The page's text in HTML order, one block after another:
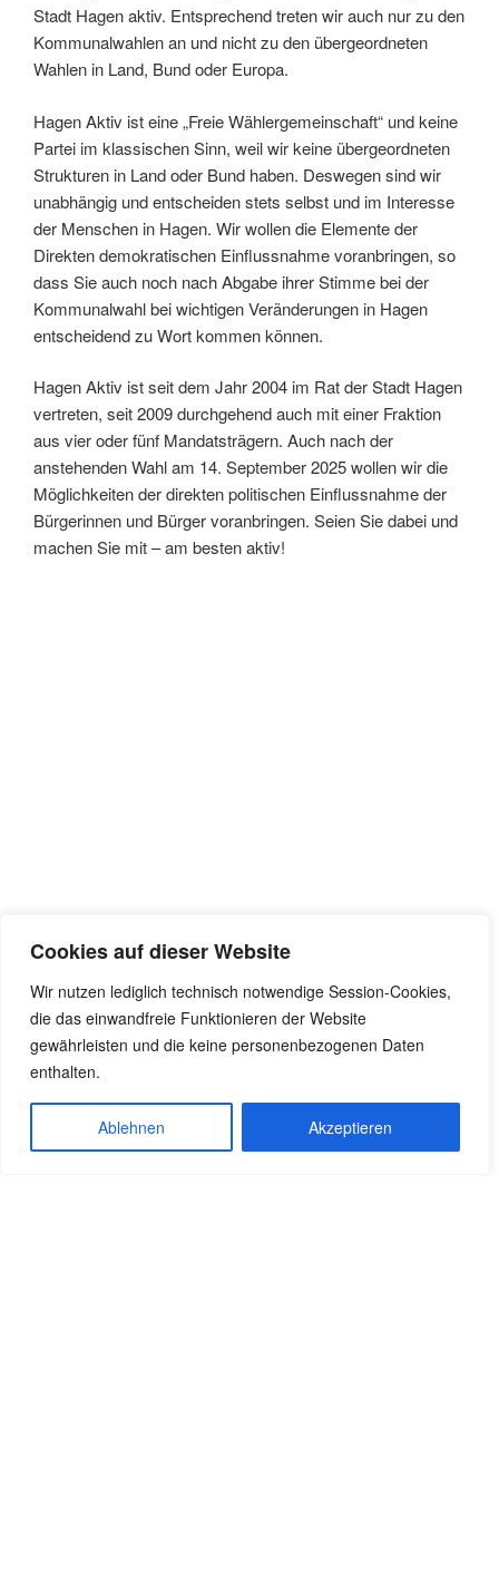
Cookies auf dieser Website
Wir nutzen lediglich technisch notwendige Session-Cookies,
die das einwandfreie Funktionieren der Website
gewährleisten und die keine personenbezogenen Daten
enthalten.
Ablehnen Akzeptieren
Stadt Hagen aktiv. Entsprechend treten wir auch nur zu den
Kommunalwahlen an und nicht zu den übergeordneten
Wahlen in Land, Bund oder Europa.
Hagen Aktiv ist eine „Freie Wählergemeinschaft“ und keine
Partei im klassischen Sinn, weil wir keine übergeordneten
Strukturen in Land oder Bund haben. Deswegen sind wir
unabhängig und entscheiden stets selbst und im Interesse
der Menschen in Hagen. Wir wollen die Elemente der
Direkten demokratischen Einflussnahme voranbringen, so
dass Sie auch noch nach Abgabe ihrer Stimme bei der
Kommunalwahl bei wichtigen Veränderungen in Hagen
entscheidend zu Wort kommen können.
Hagen Aktiv ist seit dem Jahr 2004 im Rat der Stadt Hagen
vertreten, seit 2009 durchgehend auch mit einer Fraktion
aus vier oder fünf Mandatsträgern. Auch nach der
anstehenden Wahl am 14. September 2025 wollen wir die
Möglichkeiten der direkten politischen Einflussnahme der
Bürgerinnen und Bürger voranbringen. Seien Sie dabei und
machen Sie mit – am besten aktiv!
VERKEHR
Dafür wollen wir uns einsetzen
Maßnahmen zum Ausbau und zur Optimierung des
ÖPNV-Angebots
Eine Harmonisierung der Verkehrsverbünde sollte